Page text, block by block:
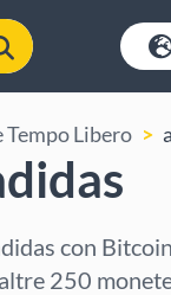
Tempo Libero
con
250